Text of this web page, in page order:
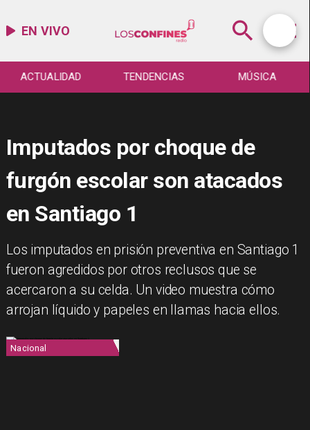
EN VIVO
ACTUALIDAD TENDENCIAS MÚSICA
Imputados por choque de
furgón escolar son atacados
en Santiago 1
Los imputados en prisión preventiva en Santiago 1
fueron agredidos por otros reclusos que se
acercaron a su celda. Un video muestra cómo
arrojan líquido y papeles en llamas hacia ellos.
Nacional